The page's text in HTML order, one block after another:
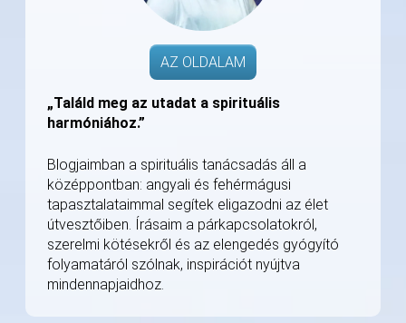
AZ OLDALAM
„Találd meg az utadat a spirituális
harmóniához.”
Blogjaimban a spirituális tanácsadás áll a
középpontban: angyali és fehérmágusi
tapasztalataimmal segítek eligazodni az élet
útvesztőiben. Írásaim a párkapcsolatokról,
szerelmi kötésekről és az elengedés gyógyító
folyamatáról szólnak, inspirációt nyújtva
mindennapjaidhoz.